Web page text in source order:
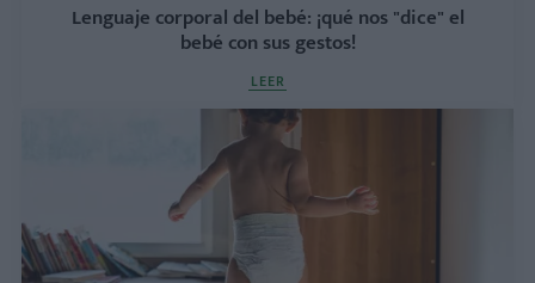
Lenguaje corporal del bebé: ¡qué nos "dice" el
bebé con sus gestos!
LEER